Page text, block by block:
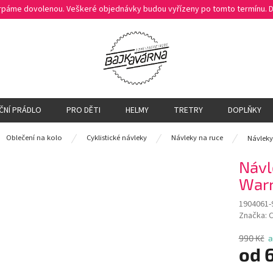
dovolenou. Veškeré objednávky budou vyřízeny po tomto termínu.
PRÁDLO PRO DĚTI HELMY TRETRY DOPLŇKY
Oblečení na kolo Cyklistické návleky Návleky na ruce
Značka:
990 Kč
od